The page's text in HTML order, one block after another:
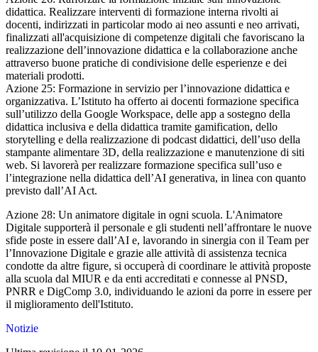
didattica. Realizzare interventi di formazione interna rivolti ai
docenti, indirizzati in particolar modo ai neo assunti e neo arrivati,
finalizzati all'acquisizione di competenze digitali che favoriscano la
realizzazione dell’innovazione didattica e la collaborazione anche
attraverso buone pratiche di condivisione delle esperienze e dei
materiali prodotti.
Azione 25: Formazione in servizio per l’innovazione didattica e
organizzativa. L’Istituto ha offerto ai docenti formazione specifica
sull’utilizzo della Google Workspace, delle app a sostegno della
didattica inclusiva e della didattica tramite gamification, dello
storytelling e della realizzazione di podcast didattici, dell’uso della
stampante alimentare 3D, della realizzazione e manutenzione di siti
web. Si lavorerà per realizzare formazione specifica sull’uso e
l’integrazione nella didattica dell’AI generativa, in linea con quanto
previsto dall’AI Act.
Azione 28: Un animatore digitale in ogni scuola. L'Animatore
Digitale supporterà il personale e gli studenti nell’affrontare le nuove
sfide poste in essere dall’AI e, lavorando in sinergia con il Team per
l’Innovazione Digitale e grazie alle attività di assistenza tecnica
condotte da altre figure, si occuperà di coordinare le attività proposte
alla scuola dal MIUR e da enti accreditati e connesse al PNSD,
PNRR e DigComp 3.0, individuando le azioni da porre in essere per
il miglioramento dell'Istituto.
Notizie